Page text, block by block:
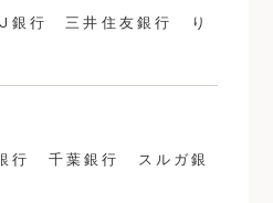
銀行 三井住友銀行 り
行 千葉銀行 スルガ銀